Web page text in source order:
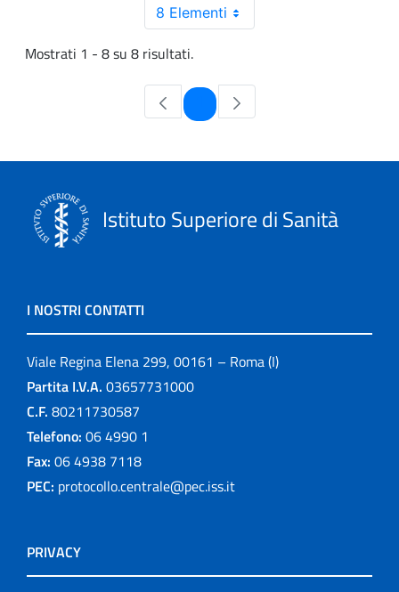
8 Elementi
Mostrati 1 - 8 su 8 risultati.
Pagina
Istituto Superiore di Sanità
I NOSTRI CONTATTI
Viale Regina Elena 299, 00161 – Roma (I)
Partita I.V.A. 03657731000
C.F. 80211730587
Telefono: 06 4990 1
Fax: 06 4938 7118
PEC: protocollo.centrale@pec.iss.it
PRIVACY